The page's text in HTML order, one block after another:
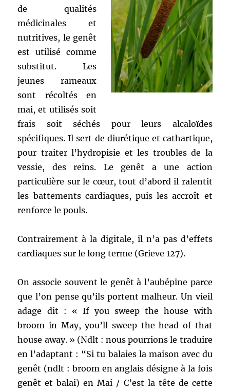
de qualités
médicinales et
nutritives, le genêt
est utilisé comme
substitut. Les
jeunes rameaux
sont récoltés en
mai, et utilisés soit
frais soit séchés pour leurs alcaloïdes
spécifiques. Il sert de diurétique et cathartique,
pour traiter l’hydropisie et les troubles de la
vessie, des reins. Le genêt a une action
particulière sur le cœur, tout d’abord il ralentit
les battements cardiaques, puis les accroît et
renforce le pouls.
Contrairement à la digitale, il n’a pas d’effets
cardiaques sur le long terme (Grieve 127).
On associe souvent le genêt à l’aubépine parce
que l’on pense qu’ils portent malheur. Un vieil
adage dit : « If you sweep the house with
broom in May, you’ll sweep the head of that
house away. » (Ndlt : nous pourrions le traduire
en l’adaptant : “Si tu balaies la maison avec du
genêt (ndlt : broom en anglais désigne à la fois
genêt et balai) en Mai / C’est la tête de cette